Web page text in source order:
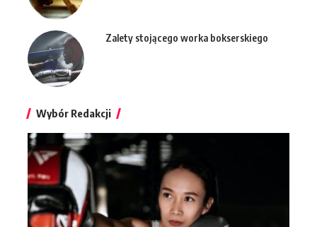
Zalety stojącego worka bokserskiego
Wybór Redakcji